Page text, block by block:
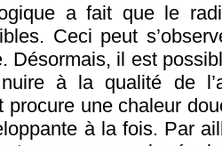
a fait que le
Ceci peut
Désormais, il est
à la qualité de
procure une chaleur
à la fois. Par